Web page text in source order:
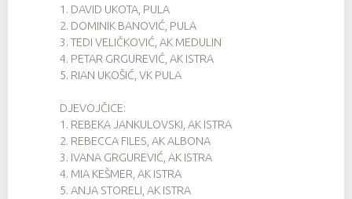
1. DAVID UKOTA, PULA
2. DOMINIK BANOVIĆ, PULA
3. TEDI VELIČKOVIĆ, AK MEDULIN
4. PETAR GRGUREVIĆ, AK ISTRA
5. RIAN UKOŠIĆ, VK PULA
DJEVOJČICE:
1. REBEKA JANKULOVSKI, AK ISTRA
2. REBECCA FILES, AK ALBONA
3. IVANA GRGUREVIĆ, AK ISTRA
4. MIA KEŠMER, AK ISTRA
5. ANJA STORELI, AK ISTRA